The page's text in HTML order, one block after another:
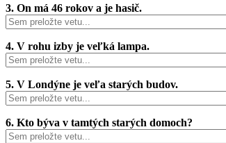
3. On má 46 rokov a je hasič.
4. V rohu izby je veľká lampa.
5. V Londýne je veľa starých budov.
6. Kto býva v tamtých starých domoch?